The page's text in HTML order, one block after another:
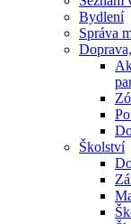
Bydlení
Správa
Školství